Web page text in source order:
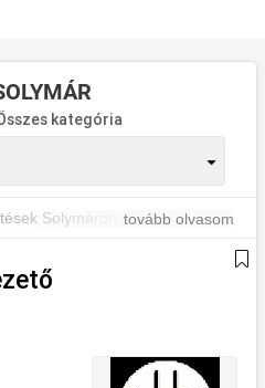
kategória
Solymáron és környékén.
tovább olvasom